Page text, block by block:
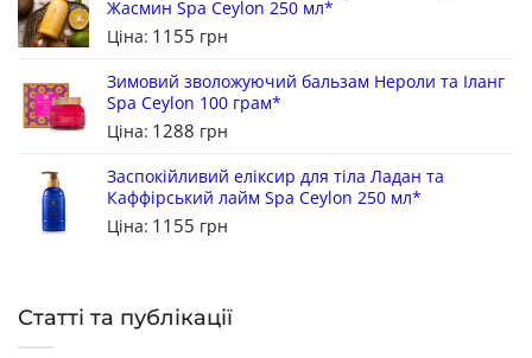
Жасмин Spa Ceylon 250 мл*
Ціна: 1155 грн
Зимовий зволожуючий бальзам Нероли та Іланг
Spa Ceylon 100 грам*
Ціна: 1288 грн
Заспокійливий еліксир для тіла Ладан та
Каффірський лайм Spa Ceylon 250 мл*
Ціна: 1155 грн
Статті та публікації